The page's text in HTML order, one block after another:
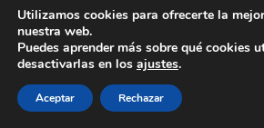
Utilizamos cookies para ofrecerte la
nuestra web.
Puedes aprender más sobre qué cookies
desactivarlas en los ajustes.
Aceptar Rechazar